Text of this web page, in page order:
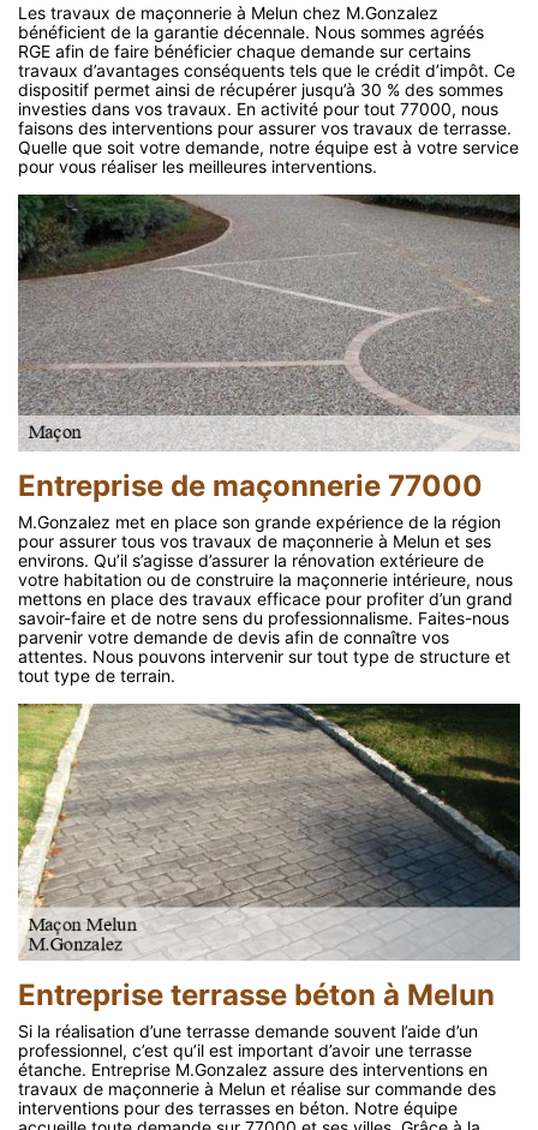
Les travaux de maçonnerie à Melun chez M.Gonzalez
bénéficient de la garantie décennale. Nous sommes agréés
RGE afin de faire bénéficier chaque demande sur certains
travaux d’avantages conséquents tels que le crédit d’impôt. Ce
dispositif permet ainsi de récupérer jusqu’à 30 % des sommes
investies dans vos travaux. En activité pour tout 77000, nous
faisons des interventions pour assurer vos travaux de terrasse.
Quelle que soit votre demande, notre équipe est à votre service
pour vous réaliser les meilleures interventions.
Entreprise de maçonnerie 77000
M.Gonzalez met en place son grande expérience de la région
pour assurer tous vos travaux de maçonnerie à Melun et ses
environs. Qu’il s’agisse d’assurer la rénovation extérieure de
votre habitation ou de construire la maçonnerie intérieure, nous
mettons en place des travaux efficace pour profiter d’un grand
savoir-faire et de notre sens du professionnalisme. Faites-nous
parvenir votre demande de devis afin de connaître vos
attentes. Nous pouvons intervenir sur tout type de structure et
tout type de terrain.
Entreprise terrasse béton à Melun
Si la réalisation d’une terrasse demande souvent l’aide d’un
professionnel, c’est qu’il est important d’avoir une terrasse
étanche. Entreprise M.Gonzalez assure des interventions en
travaux de maçonnerie à Melun et réalise sur commande des
interventions pour des terrasses en béton. Notre équipe